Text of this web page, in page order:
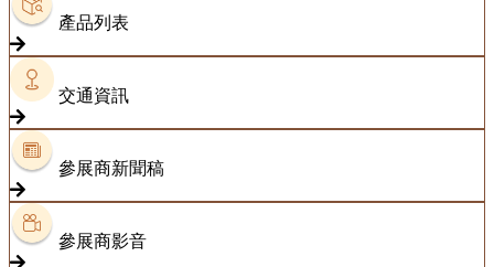
產品列表
交通資訊
參展商新聞稿
參展商影音